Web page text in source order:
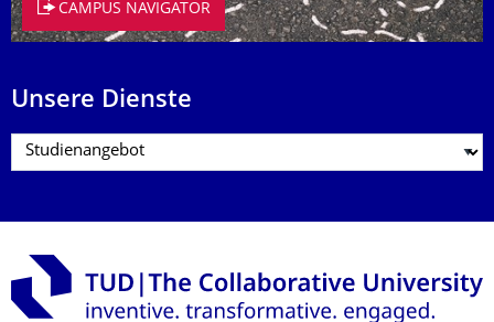
CAMPUS NAVIGATOR
Unsere Dienste